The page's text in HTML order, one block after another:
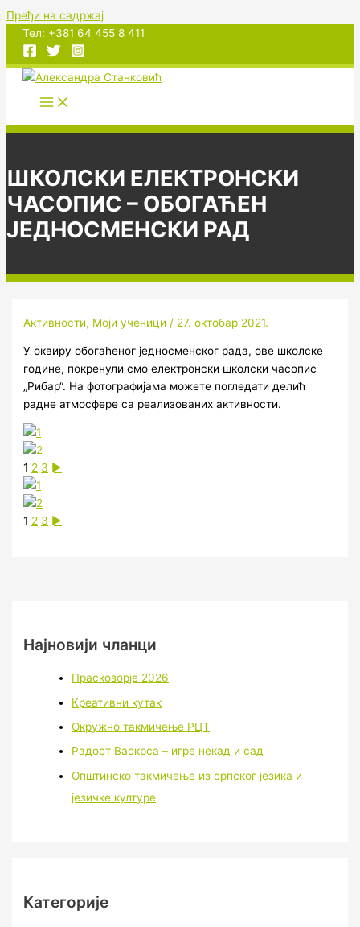
Пређи на садржај
Тел: +381 64 455 8 411
ШКОЛСКИ ЕЛЕКТРОНСКИ
ЧАСОПИС – ОБОГАЋЕН
ЈЕДНОСМЕНСКИ РАД
Активности, Моји ученици / 27. октобар 2021.
У оквиру обогаћеног једносменског рада, ове школске
године, покренули смо електронски школски часопис
„Рибар“. На фотографијама можете погледати делић
радне атмосфере са реализованих активности.
1 2 3 ►
1 2 3 ►
Најновији чланци
Праскозорје 2026
Креативни кутак
Окружно такмичење РЦТ
Радост Васкрса – игре некад и сад
Општинско такмичење из српског језика и
језичке културе
Категорије